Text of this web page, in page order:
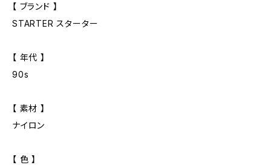
【 ブランド 】
STARTER スターター
【 年代 】
90s
【 素材 】
ナイロン
【 色 】